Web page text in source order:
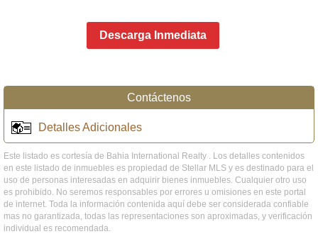
Descarga Inmediata
Contáctenos
Detalles Adicionales
Este listado es cortesía de Bahia International Realty . Los detalles contenidos
en este listado de inmuebles es propiedad de Stellar MLS y es destinado para el
uso de personas interesadas en adquirir bienes inmuebles. Cualquier otro uso
es prohibido. No seremos responsables por errores u omisiones en este portal
de internet. Toda la información contenida aquí debe ser considerada confiable
mas no garantizada, todas las representaciones son aproximadas, y verificación
individual es recomendada.